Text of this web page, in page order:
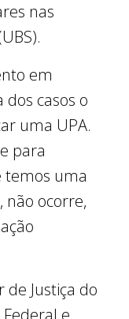
nas
em
casos o
uma UPA.
para
temos uma
não ocorre,
Justiça do